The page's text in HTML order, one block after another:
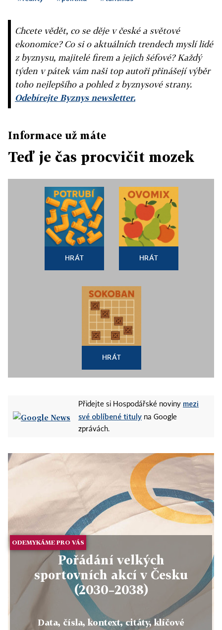
Chcete vědět, co se děje v české a světové
ekonomice? Co si o aktuálních trendech myslí lidé
z byznysu, majitelé firem a jejich šéfové? Každý
týden v pátek vám naši top autoři přinášejí výběr
toho nejlepšího a pohled z byznysové strany.
Odebírejte Byznys newsletter.
Informace už máte
Teď je čas procvičit mozek
HRÁT HRÁT
HRÁT
Přidejte si Hospodářské noviny mezi
své oblíbené tituly na Google
zprávách.
ODEMYKÁME PRO VÁS
Pořádání velkých
sportovních akcí v Česku
(2030–2038)
Data, čísla, kontext, citáty, klíčové